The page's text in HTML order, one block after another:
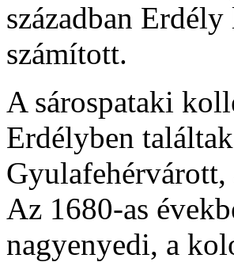
században
számított.
A sárospataki
Erdélyben
Az 1680-as
nagyenyedi, a